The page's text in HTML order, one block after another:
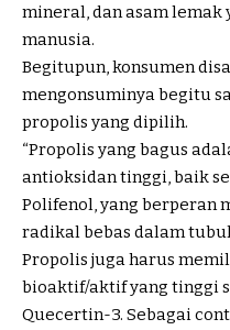
mineral, dan asam
manusia.
Begitupun, konsumen
mengonsuminya begitu
propolis yang dipilih.
“Propolis yang bagus
antioksidan tinggi, baik
Polifenol, yang berperan
radikal bebas dalam
Propolis juga harus
bioaktif/aktif yang tinggi
Quecertin-3. Sebagai